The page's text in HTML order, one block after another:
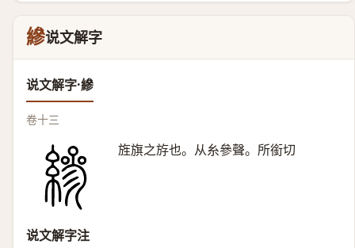
縿说文解字
说文解字·縿
卷十三
旌旗之斿也。从糸參聲。所銜切
说文解字注